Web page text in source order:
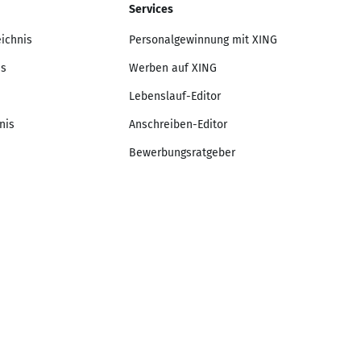
Services
Personalgewinnung mit XING
Werben auf XING
Lebenslauf-Editor
Anschreiben-Editor
Bewerbungsratgeber